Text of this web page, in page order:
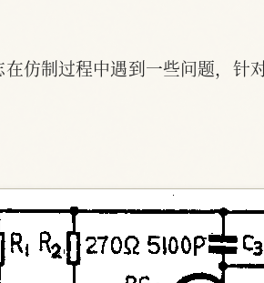
仿制过程中遇到一些问题，针